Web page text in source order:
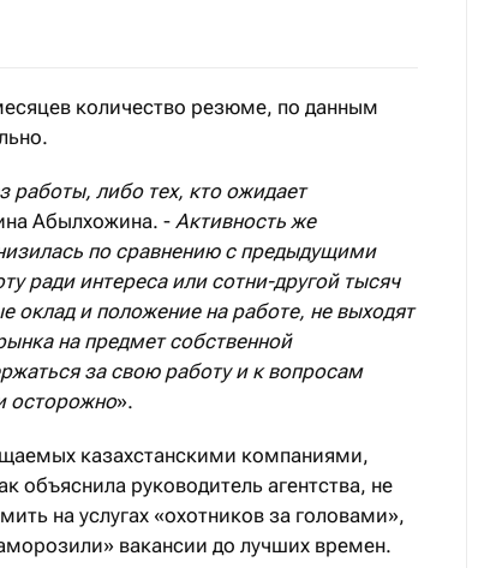
недель описала директор рекрутингового
количество резюме, по данным
работы, либо тех, кто ожидает
Абылхожина. -Активность же
по сравнению с предыдущими
ради интереса или сотни-другой тысяч
оклад и положение на работе, не выходят
на предмет собственной
за свою работу и к вопросам
осторожно».
казахстанскими компаниями,
объяснила руководитель агентства, не
на услугах «охотников за головами»,
вакансии до лучших времен.